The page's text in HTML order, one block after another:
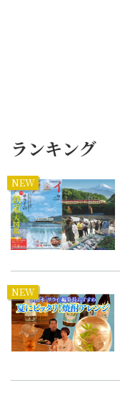
ランキング
NEW
NEW